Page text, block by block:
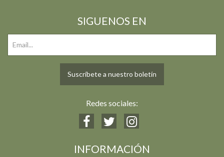
SIGUENOS EN
Suscríbete a nuestro boletín
Redes sociales:
INFORMACIÓN